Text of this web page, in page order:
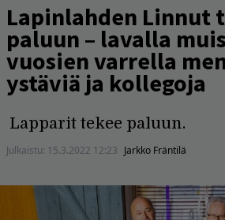
Lapinlahden Linnut
paluun – lavalla
vuosien varrella
ystäviä ja kollegoja
Lapparit tekee paluun.
Julkaistu: 15.3.2022 12:23 Jarkko Fräntilä